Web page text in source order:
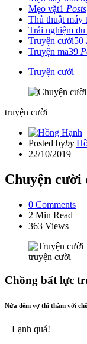
Mẹo vặt1 Posts
Thủ thuật máy
Trải nghiệm
Truyện cười50
Truyện ma39
Truyện cười
truyện cười
Posted byby
22/10/2019
Chuyện cười
0 Comments
2 Min Read
363 Views
truyện cười
Chồng bất lực
Nửa đêm vợ thì thầm với
– Lạnh quá!